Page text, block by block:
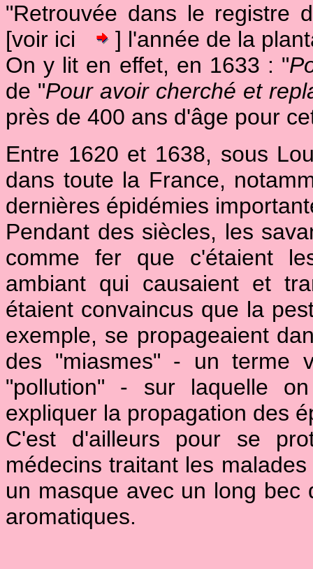
"Retrouvée dans le registre
[voir ici
] l'année de la
On y lit en effet, en 1633 : "
de "Pour avoir cherché et
près de 400 ans d'âge pour
Entre 1620 et 1638, sous
dans toute la France,
dernières épidémies
Pendant des siècles, les
comme fer que c'étaient
ambiant qui causaient et
étaient convaincus que la
exemple, se propageaient
des "miasmes" - un terme
"pollution" - sur laquelle
expliquer la propagation des
C'est d'ailleurs pour se
médecins traitant les
un masque avec un long bec
aromatiques.